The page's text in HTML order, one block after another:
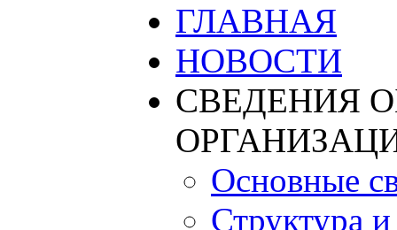
ГЛАВНАЯ
НОВОСТИ
СВЕДЕНИЯ
Основные
Структура